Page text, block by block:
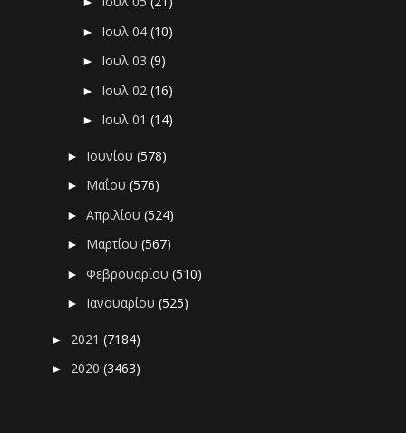
► Ιουλ 04(10)
► Ιουλ 03(9)
► Ιουλ 02(16)
► Ιουλ 01(14)
► Ιουνίου(578)
► Μαΐου(576)
►Απριλίου(524)
► Μαρτίου(567)
►Φεβρουαρίου(510)
► Ιανουαρίου(525)
► 2021(7184)
► 2020(3463)